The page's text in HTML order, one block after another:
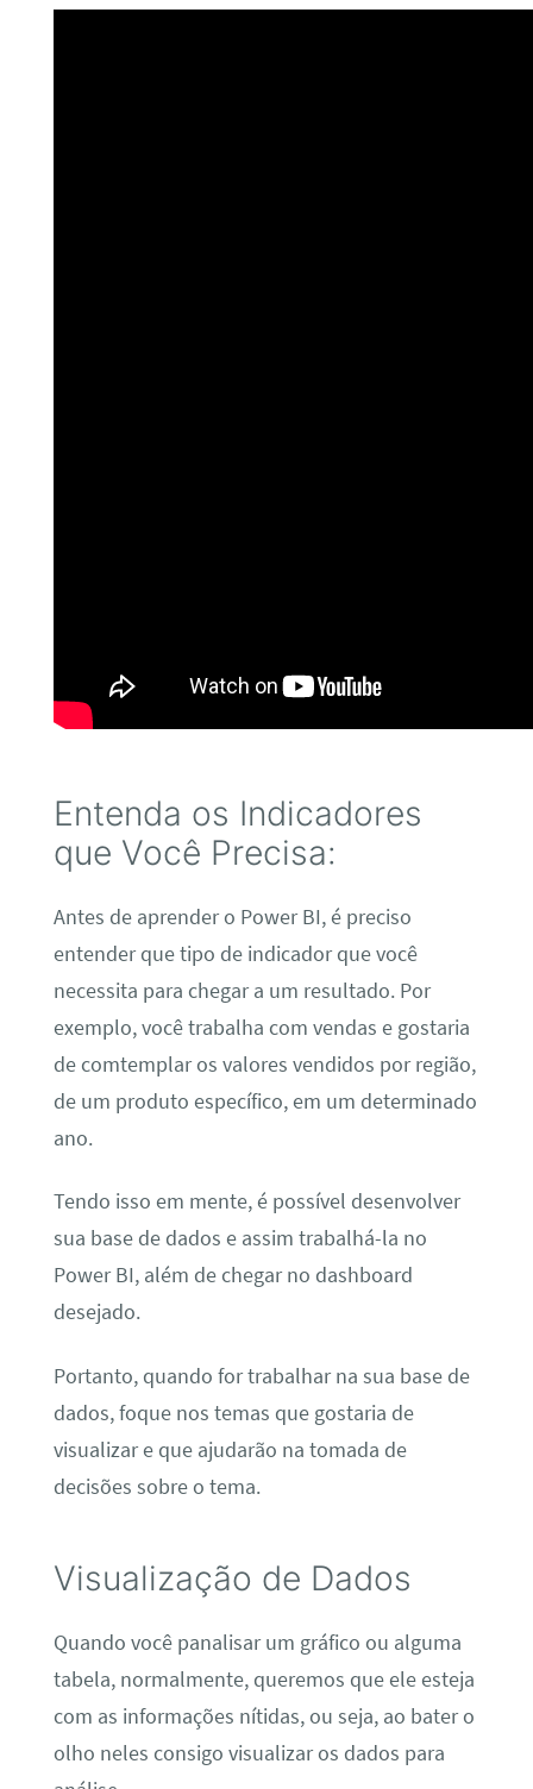
Entenda os Indicadores
que Você Precisa:
Antes de aprender o Power BI, é preciso
entender que tipo de indicador que você
necessita para chegar a um resultado. Por
exemplo, você trabalha com vendas e gostaria
de comtemplar os valores vendidos por região,
de um produto específico, em um determinado
ano.
Tendo isso em mente, é possível desenvolver
sua base de dados e assim trabalhá-la no
Power BI, além de chegar no dashboard
desejado.
Portanto, quando for trabalhar na sua base de
dados, foque nos temas que gostaria de
visualizar e que ajudarão na tomada de
decisões sobre o tema.
Visualização de Dados
Quando você panalisar um gráfico ou alguma
tabela, normalmente, queremos que ele esteja
com as informações nítidas, ou seja, ao bater o
olho neles consigo visualizar os dados para